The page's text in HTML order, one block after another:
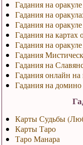
Гадания на
Гадания на
Гадания на
Гадания на картах
Гадания на
Гадания
Гадания на
Гадания онлайн на
Гадания на домино
Карты Судьбы
Карты Таро
Таро Манара